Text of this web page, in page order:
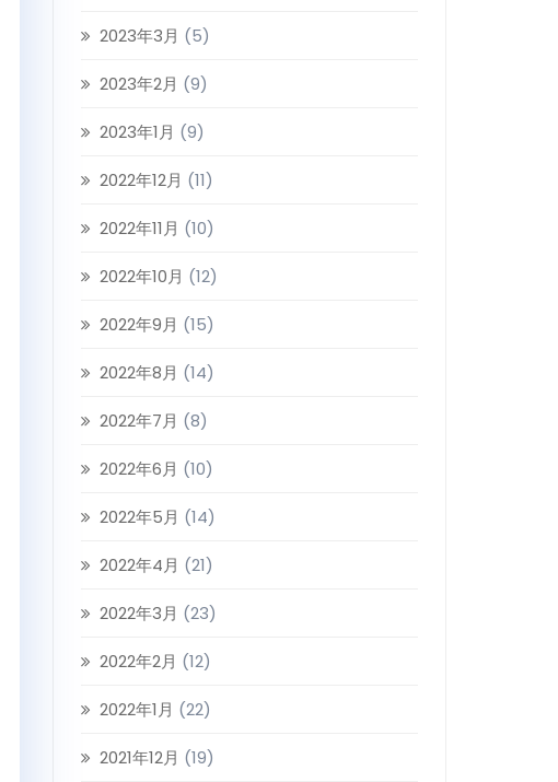
2023年3月 (5)
2023年2月 (9)
2023年1月 (9)
2022年12月 (11)
2022年11月 (10)
2022年10月 (12)
2022年9月 (15)
2022年8月 (14)
2022年7月 (8)
2022年6月 (10)
2022年5月 (14)
2022年4月 (21)
2022年3月 (23)
2022年2月 (12)
2022年1月 (22)
2021年12月 (19)